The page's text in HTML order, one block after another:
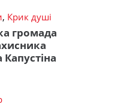
, Крик душі
громада